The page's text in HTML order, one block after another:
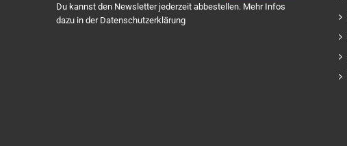
Du kannst den Newsletter jederzeit abbestellen. Mehr Infos
dazu in der Datenschutzerklärung